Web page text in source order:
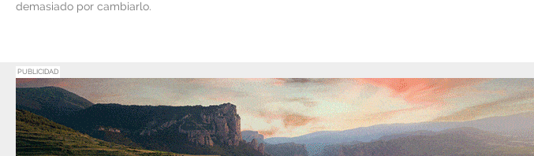
demasiado por cambiarlo.
PUBLICIDAD